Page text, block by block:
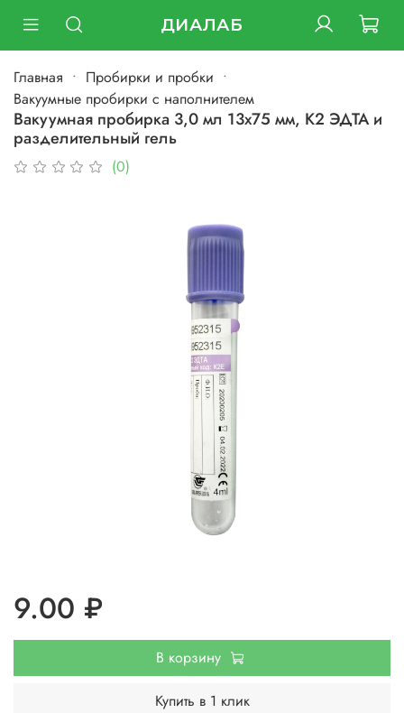
ДИАЛАБ
Главная
Пробирки и пробки
Вакуумные пробирки с наполнителем
Вакуумная пробирка 3,0 мл 13х75 мм, К2 ЭДТА и
разделительный гель
(0)
9.00 ₽
В корзину
Купить в 1 клик